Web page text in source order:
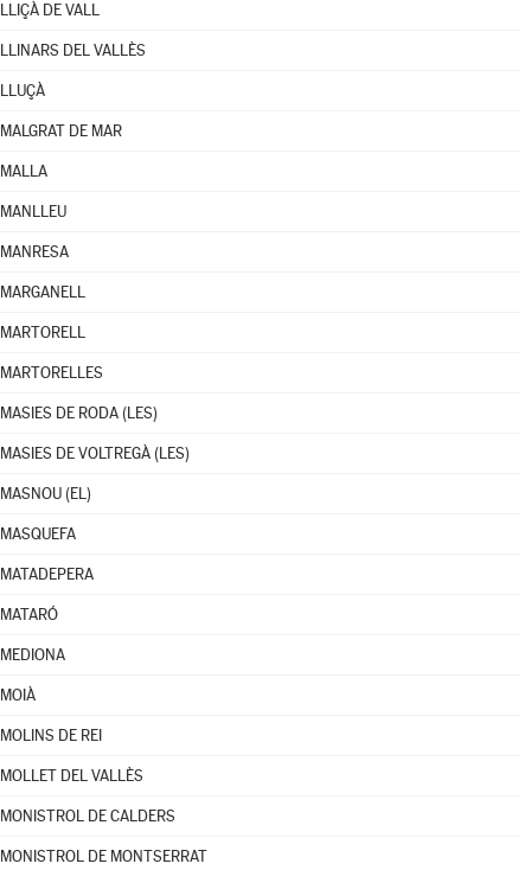
LLIÇÀ DE VALL
LLINARS DEL VALLÈS
LLUÇÀ
MALGRAT DE MAR
MALLA
MANLLEU
MANRESA
MARGANELL
MARTORELL
MARTORELLES
MASIES DE RODA (LES)
MASIES DE VOLTREGÀ (LES)
MASNOU (EL)
MASQUEFA
MATADEPERA
MATARÓ
MEDIONA
MOIÀ
MOLINS DE REI
MOLLET DEL VALLÈS
MONISTROL DE CALDERS
MONISTROL DE MONTSERRAT